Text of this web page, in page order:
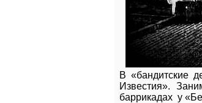
В «бандитские
Известия».
баррикадах у